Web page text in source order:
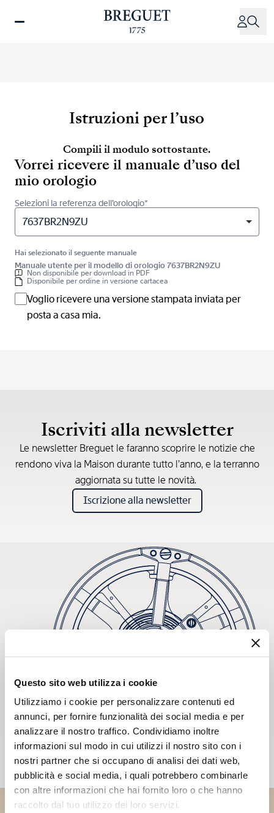
Questo sito web utilizza i cookie
Utilizziamo i cookie per personalizzare contenuti ed
annunci, per fornire funzionalità dei social media e per
analizzare il nostro traffico. Condividiamo inoltre
informazioni sul modo in cui utilizzi il nostro sito con i
nostri partner che si occupano di analisi dei dati web,
pubblicità e social media, i quali potrebbero combinarle
con altre informazioni che hai fornito loro o che hanno
raccolto dal tuo utilizzo dei loro servizi.
Istruzioni per l’uso
Compili il modulo sottostante.
Vorrei ricevere il manuale d’uso del
mio orologio
Selezioni la referenza dell’orologio*
7637BR2N9ZU
Hai selezionato il seguente manuale
Manuale utente per il modello di orologio 7637BR2N9ZU
Non disponibile per download in PDF
Disponibile per ordine in versione cartacea
Voglio ricevere una versione stampata inviata per
posta a casa mia.
Iscriviti alla newsletter
Le newsletter Breguet le faranno scoprire le notizie che
rendono viva la Maison durante tutto l’anno, e la terranno
aggiornata su tutte le novità.
Iscrizione alla newsletter